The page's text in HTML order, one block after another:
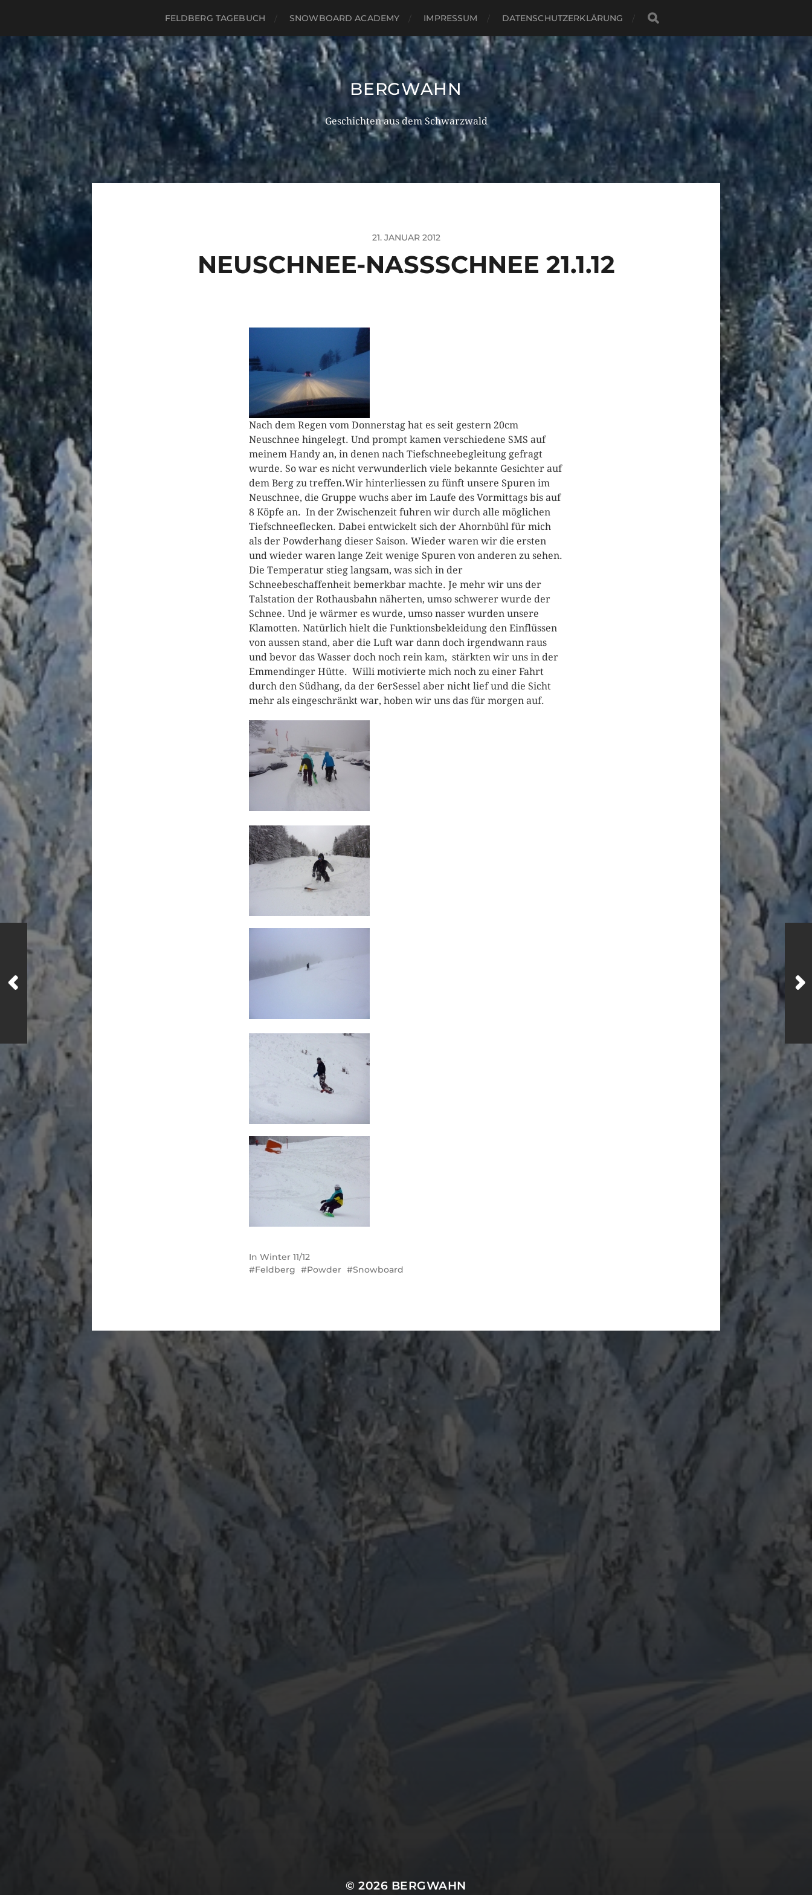
FELDBERG TAGEBUCH SNOWBOARD ACADEMY IMPRESSUM DATENSCHUTZERKLÄRUNG
BERGWAHN
Geschichten aus dem Schwarzwald
21. JANUAR 2012
NEUSCHNEE-NASSSCHNEE 21.1.12
Nach dem Regen vom Donnerstag hat es seit gestern 20cm
Neuschnee hingelegt. Und prompt kamen verschiedene SMS auf
meinem Handy an, in denen nach Tiefschneebegleitung gefragt
wurde. So war es nicht verwunderlich viele bekannte Gesichter auf
dem Berg zu treffen.Wir hinterliessen zu fünft unsere Spuren im
Neuschnee, die Gruppe wuchs aber im Laufe des Vormittags bis auf
8 Köpfe an. In der Zwischenzeit fuhren wir durch alle möglichen
Tiefschneeflecken. Dabei entwickelt sich der Ahornbühl für mich
als der Powderhang dieser Saison. Wieder waren wir die ersten
und wieder waren lange Zeit wenige Spuren von anderen zu sehen.
Die Temperatur stieg langsam, was sich in der
Schneebeschaffenheit bemerkbar machte. Je mehr wir uns der
Talstation der Rothausbahn näherten, umso schwerer wurde der
Schnee. Und je wärmer es wurde, umso nasser wurden unsere
Klamotten. Natürlich hielt die Funktionsbekleidung den Einflüssen
von aussen stand, aber die Luft war dann doch irgendwann raus
und bevor das Wasser doch noch rein kam, stärkten wir uns in der
Emmendinger Hütte. Willi motivierte mich noch zu einer Fahrt
durch den Südhang, da der 6erSessel aber nicht lief und die Sicht
mehr als eingeschränkt war, hoben wir uns das für morgen auf.
In Winter 11/12
Feldberg
Powder Snowboard
ARCHIV
© 2026 BERGWAHN